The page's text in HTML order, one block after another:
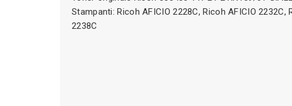
Stampanti: Ricoh AFICIO 2228C, Ricoh AFICIO 2232C,
2238C